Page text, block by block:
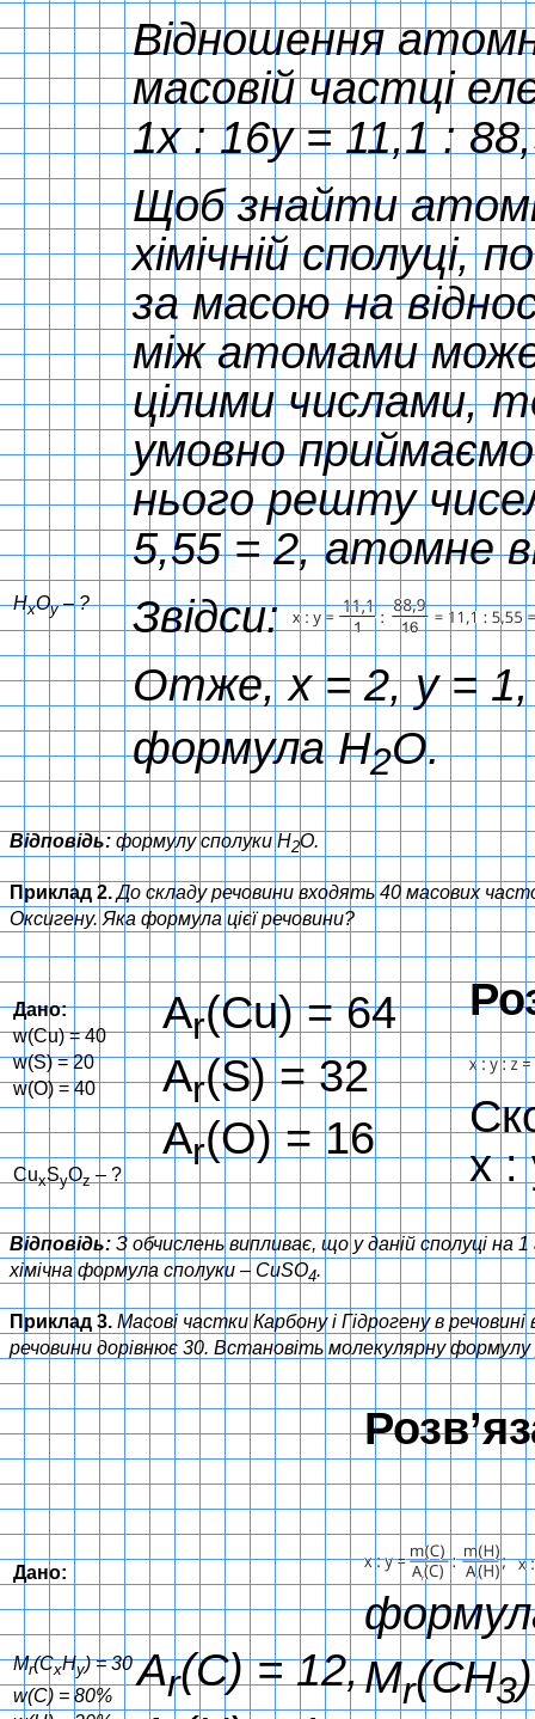
Відношення
масовій частці
1x : 16y = 11,1 :
Щоб знайти
хімічній сполуці,
за масою на
між атомами
цілими числами,
умовно
нього решту
5,55 = 2, атомне
Звідси:
Отже, x = 2, y = 1,
формула H2O.
HxOy– ?
Відповідь: формулу сполуки H2O.
Приклад 2.До складу речовини входять 40 масових
Оксигену. Яка формула цієї речовини?
Дано:
w(Cu) = 40
w(S) = 20
w(O) = 40
Ar(Cu) = 64
Ar(S) = 32
Ar(O) = 16
x :
CuxSyOz – ?
Відповідь: З обчислень випливає, що у даній сполуці
хімічна формула сполуки – CuSO4.
Приклад 3. Масові частки Карбону і Гідрогену в
речовини дорівнює 30. Встановіть молекулярну формулу
Дано:
Mr(СxНy) = 30
w(С) = 80%
Ar(С) = 12,Mr(СH3